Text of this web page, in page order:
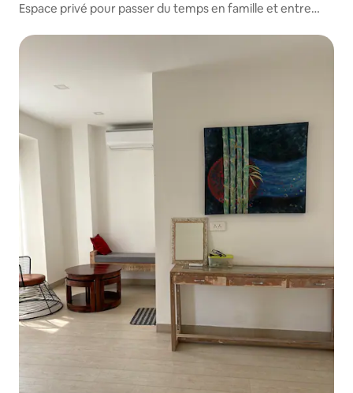
Espace privé pour passer du temps en famille et entre